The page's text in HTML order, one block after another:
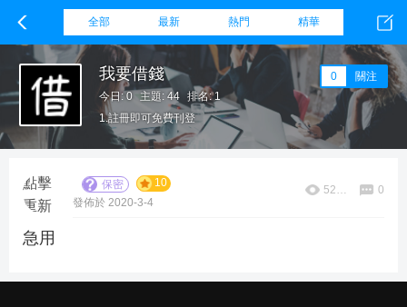
全部 最新 熱門 精華
我要借錢
今日: 0 主題: 44 排名: 1
0 關注
1.註冊即可免費刊登
2.創夢借錢網僅提供刊登的服務，民眾借錢時須慎防詐騙。
點擊
重新
加載
0
保密
10
發佈於 2020-3-4
急用